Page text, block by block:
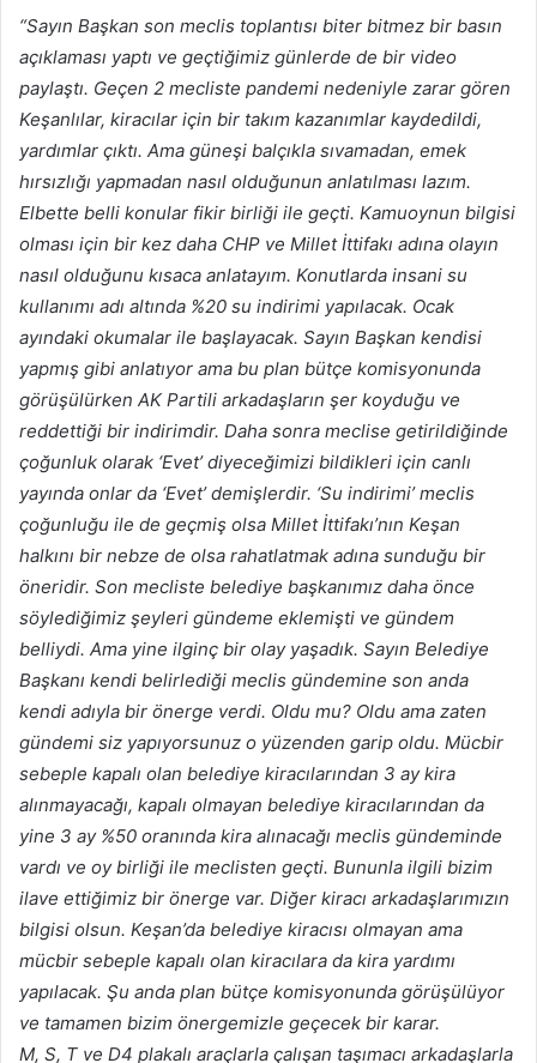
“Sayın Başkan son meclis toplantısı biter bitmez bir basın
açıklaması yaptı ve geçtiğimiz günlerde de bir video
paylaştı. Geçen 2 mecliste pandemi nedeniyle zarar gören
Keşanlılar, kiracılar için bir takım kazanımlar kaydedildi,
yardımlar çıktı. Ama güneşi balçıkla sıvamadan, emek
hırsızlığı yapmadan nasıl olduğunun anlatılması lazım.
Elbette belli konular fikir birliği ile geçti. Kamuoynun bilgisi
olması için bir kez daha CHP ve Millet İttifakı adına olayın
nasıl olduğunu kısaca anlatayım. Konutlarda insani su
kullanımı adı altında %20 su indirimi yapılacak. Ocak
ayındaki okumalar ile başlayacak. Sayın Başkan kendisi
yapmış gibi anlatıyor ama bu plan bütçe komisyonunda
görüşülürken AK Partili arkadaşların şer koyduğu ve
reddettiği bir indirimdir. Daha sonra meclise getirildiğinde
çoğunluk olarak ‘Evet’ diyeceğimizi bildikleri için canlı
yayında onlar da ‘Evet’ demişlerdir. ‘Su indirimi’ meclis
çoğunluğu ile de geçmiş olsa Millet İttifakı’nın Keşan
halkını bir nebze de olsa rahatlatmak adına sunduğu bir
öneridir. Son mecliste belediye başkanımız daha önce
söylediğimiz şeyleri gündeme eklemişti ve gündem
belliydi. Ama yine ilginç bir olay yaşadık. Sayın Belediye
Başkanı kendi belirlediği meclis gündemine son anda
kendi adıyla bir önerge verdi. Oldu mu? Oldu ama zaten
gündemi siz yapıyorsunuz o yüzenden garip oldu. Mücbir
sebeple kapalı olan belediye kiracılarından 3 ay kira
alınmayacağı, kapalı olmayan belediye kiracılarından da
yine 3 ay %50 oranında kira alınacağı meclis gündeminde
vardı ve oy birliği ile meclisten geçti. Bununla ilgili bizim
ilave ettiğimiz bir önerge var. Diğer kiracı arkadaşlarımızın
bilgisi olsun. Keşan’da belediye kiracısı olmayan ama
mücbir sebeple kapalı olan kiracılara da kira yardımı
yapılacak. Şu anda plan bütçe komisyonunda görüşülüyor
ve tamamen bizim önergemizle geçecek bir karar.
M, S, T ve D4 plakalı araçlarla çalışan taşımacı arkadaşlarla